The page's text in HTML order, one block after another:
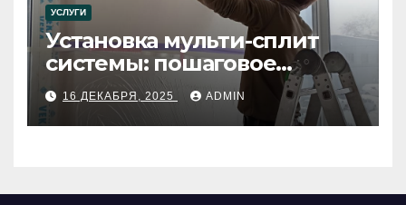
УСЛУГИ
Установка мульти-сплит
системы: пошаговое
руководство
16 ДЕКАБРЯ, 2025 ADMIN